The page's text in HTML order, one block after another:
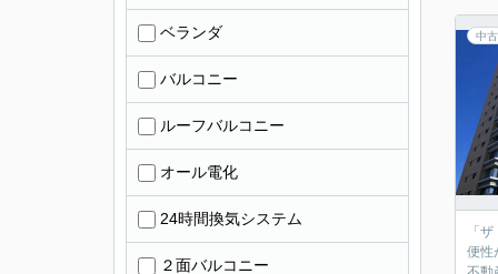
中
「
便性
ベランダ
バルコニー
ルーフバルコニー
オール電化
24時間換気システム
２面バルコニー